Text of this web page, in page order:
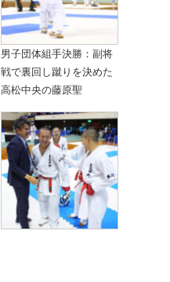
男子団体組手決勝：副将
戦で裏回し蹴りを決めた
高松中央の藤原聖